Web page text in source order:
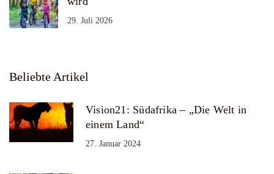
29. Juli 2026
Beliebte Artikel
Vision21: Südafrika – „Die Welt in
einem Land“
27. Januar 2024